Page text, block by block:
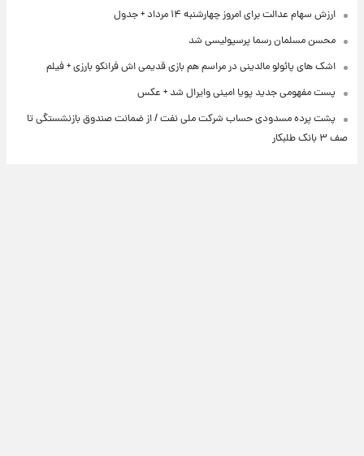
ارزش سهام عدالت برای امروز چهارشنبه ۱۴ مرداد + جدول
محسن مسلمان رسما پرسپولیسی شد
اشک های پائولو مالدینی در مراسم هم بازی قدیمی اش فرانکو بارزی + فیلم
پست مفهومی جدید پویا امینی وایرال شد + عکس
پشت پرده‌ مسدودی حساب شرکت ملی نفت / از ضمانت صندوق بازنشستگی تا
صف ۳ بانک طلبکار